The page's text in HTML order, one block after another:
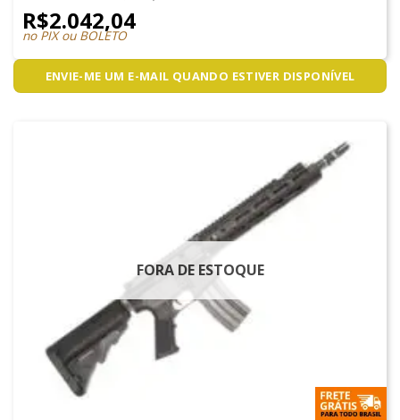
R$2.042,04
no PIX ou BOLETO
ENVIE-ME UM E-MAIL QUANDO ESTIVER DISPONÍVEL
FORA DE ESTOQUE